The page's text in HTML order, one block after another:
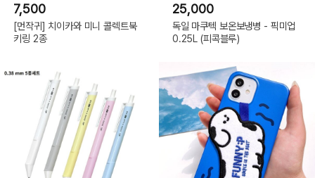
7,500
[먼작귀] 치이카와 미니 콜렉트북
키링 2종
25,000
독일 마쿠텍 보온보냉병 - 픽미업
0.25L (피콕블루)